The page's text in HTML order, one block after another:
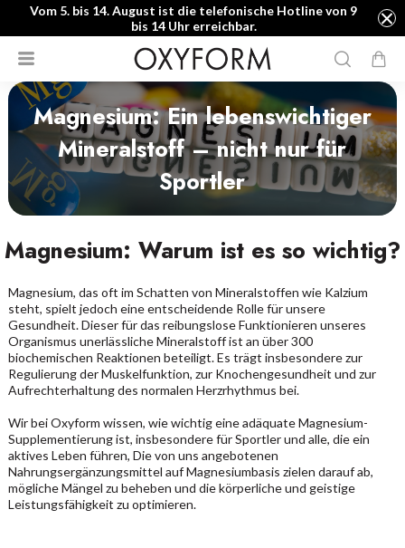
Vom 5. bis 14. August ist die telefonische Hotline von 9
bis 14 Uhr erreichbar.
Magnesium: Ein lebenswichtiger
Mineralstoff – nicht nur für
Sportler
Magnesium: Warum ist es so wichtig?
Magnesium, das oft im Schatten von Mineralstoffen wie Kalzium
steht, spielt jedoch eine entscheidende Rolle für unsere
Gesundheit. Dieser für das reibungslose Funktionieren unseres
Organismus unerlässliche Mineralstoff ist an über 300
biochemischen Reaktionen beteiligt. Es trägt insbesondere zur
Regulierung der Muskelfunktion, zur Knochengesundheit und zur
Aufrechterhaltung des normalen Herzrhythmus bei.
Wir bei Oxyform wissen, wie wichtig eine adäquate Magnesium-
Supplementierung ist, insbesondere für Sportler und alle, die ein
aktives Leben führen, Die von uns angebotenen
Nahrungsergänzungsmittel auf Magnesiumbasis zielen darauf ab,
mögliche Mängel zu beheben und die körperliche und geistige
Leistungsfähigkeit zu optimieren.